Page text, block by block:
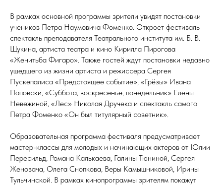
В рамках основной программы зрители увидят постановки
учеников Петра Наумовича Фоменко. Откроет фестиваль
спектакль преподавателя Театрального института им. Б. В.
Щукина, артиста театра и кино Кирилла Пирогова
«Женитьба Фигаро». Также гостей ждут постановки недавно
ушедшего из жизни артиста и режиссера Сергея
Пускепалиса «Предстоящее событие», «Грёзы» Ивана
Поповски, «Суббота, воскресенье, понедельник» Елены
Невежиной, «Лес» Николая Дручека и спектакль самого
Петра Фоменко «Он был титулярный советник».
Образовательная программа фестиваля предусматривает
мастер-классы для молодых и начинающих актеров от Юлии
Пересильд, Романа Калькаева, Галины Тюниной, Сергея
Женовача, Олега Снопкова, Веры Камышниковой, Ирины
Тульчинской. В рамках кинопрограммы зрителям покажут